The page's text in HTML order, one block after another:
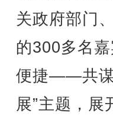
关政府部门
的300多名
便捷——共谋
展”主题，展